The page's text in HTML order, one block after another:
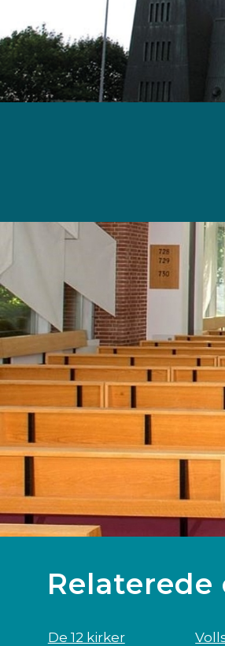
Relaterede
De 12 kirker